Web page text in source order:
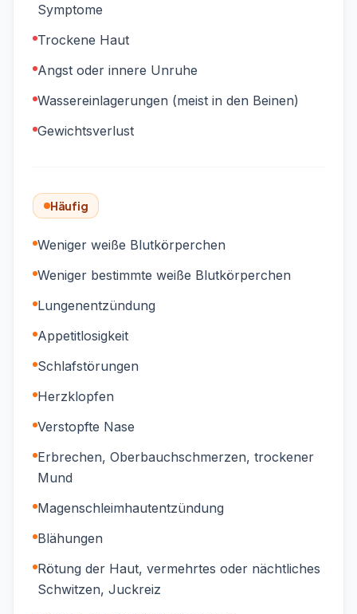
Symptome
Trockene Haut
Angst oder innere Unruhe
Wassereinlagerungen (meist in den Beinen)
Gewichtsverlust
Häufig
Weniger weiße Blutkörperchen
Weniger bestimmte weiße Blutkörperchen
Lungenentzündung
Appetitlosigkeit
Schlafstörungen
Herzklopfen
Verstopfte Nase
Erbrechen, Oberbauchschmerzen, trockener
Mund
Magenschleimhautentzündung
Blähungen
Rötung der Haut, vermehrtes oder nächtliches
Schwitzen, Juckreiz